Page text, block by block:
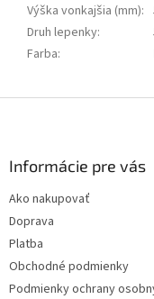
Výška vonkajšia (mm):
Druh lepenky:
Farba:
Informácie pre vás
Ako nakupovať
Doprava
Platba
Obchodné podmienky
Podmienky ochrany